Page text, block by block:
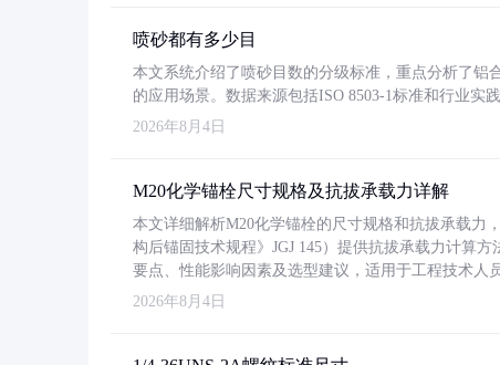
喷砂都有多少目
本文系统介绍了喷砂目数的分级标准，重点分析了铝
的应用场景。数据来源包括ISO 8503-1标准和行业实
2026年8月4日
M20化学锚栓尺寸规格及抗拔承载力详解
本文详细解析M20化学锚栓的尺寸规格和抗拔承载力
构后锚固技术规程》JGJ 145）提供抗拔承载力计算
要点、性能影响因素及选型建议，适用于工程技术人
2026年8月4日